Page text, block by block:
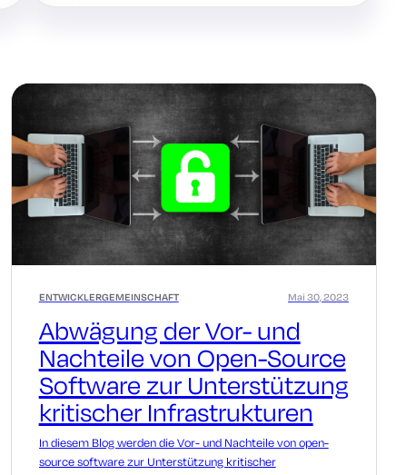
ENTWICKLERGEMEINSCHAFT
Abwägung der Vor- und
Nachteile von Open-Source
Software zur Unterstützung
kritischer Infrastrukturen
Mai 30, 2023
In diesem Blog werden die Vor- und Nachteile von open-
source software zur Unterstützung kritischer